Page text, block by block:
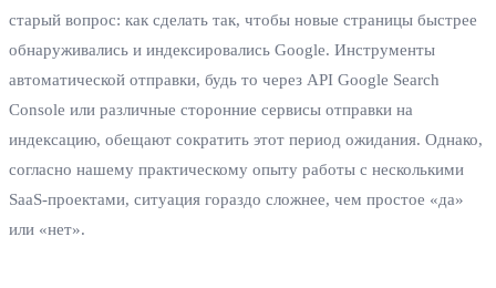
старый вопрос: как сделать так, чтобы новые страницы быстрее
обнаруживались и индексировались Google. Инструменты
автоматической отправки, будь то через API Google Search
Console или различные сторонние сервисы отправки на
индексацию, обещают сократить этот период ожидания. Однако,
согласно нашему практическому опыту работы с несколькими
SaaS-проектами, ситуация гораздо сложнее, чем простое «да»
или «нет».